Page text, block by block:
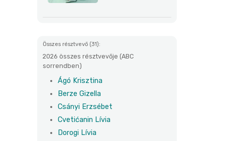
Összes résztvevő (31):
2026 összes résztvevője (ABC
sorrendben)
Ágó Krisztina
Berze Gizella
Csányi Erzsébet
Cvetićanin Lívia
Dorogi Lívia